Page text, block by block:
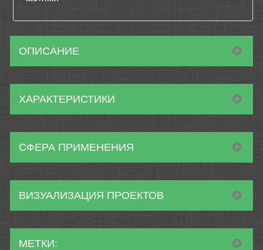
ОПИСАНИЕ
ХАРАКТЕРИСТИКИ
СФЕРА ПРИМЕНЕНИЯ
ВИЗУАЛИЗАЦИЯ ПРОЕКТОВ
МЕТКИ: